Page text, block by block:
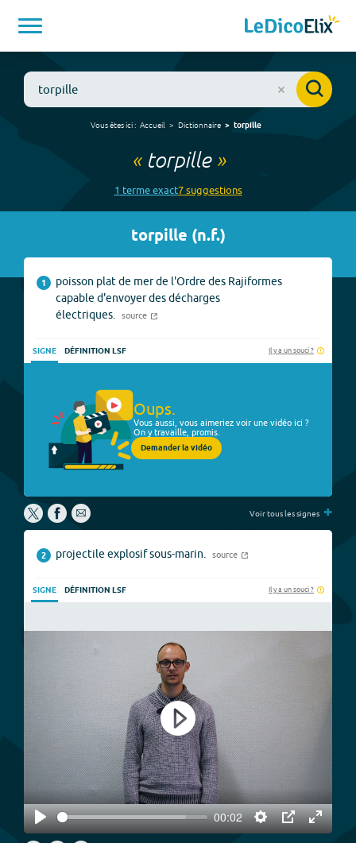
Vous êtes ici : Accueil Dictionnaire torpille
« torpille»
1 termeexact7suggestions
torpille (n.f.)
1
poisson plat de mer de l'Ordre des Rajiformes
capable d'envoyer des décharges
électriques.
source
SIGNE DÉFINITION LSF Il y a un souci ?
Oups.
Vous aussi, vous aimeriez voir une vidéo ici ?
On y travaille, promis.
Demander la vidéo
Voir tous les signes +
2 projectile explosif sous-marin. source
SIGNE DÉFINITION LSF Il y a un souci ?
Play
00:02
Settings
PIP
Enter
Play